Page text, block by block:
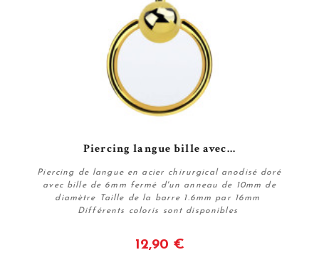
Piercing langue bille avec...
Piercing de langue en acier chirurgical anodisé doré
avec bille de 6mm fermé d'un anneau de 10mm de
diamètre Taille de la barre 1.6mm par 16mm
Différents coloris sont disponibles
12,90 €